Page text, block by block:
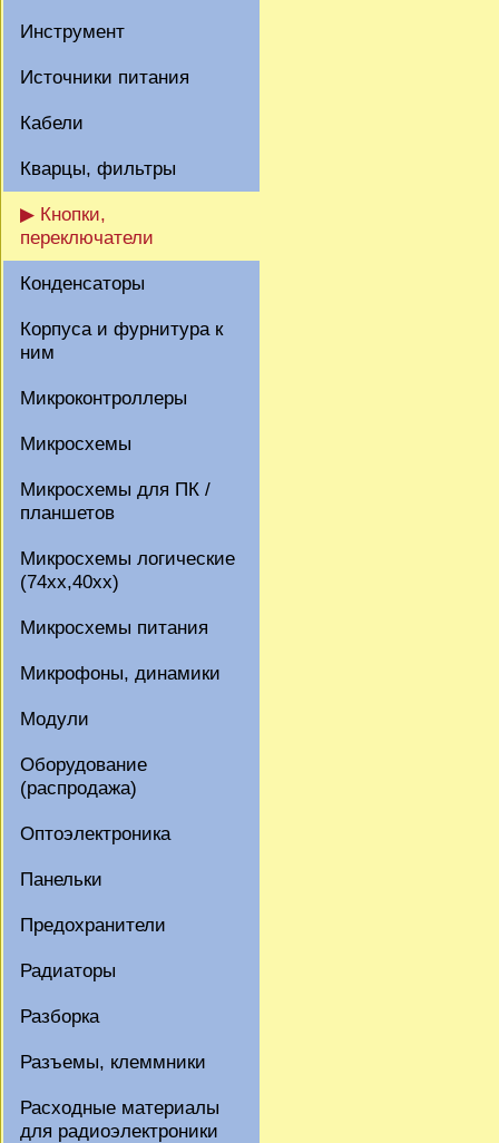
Инструмент
Источники питания
Кабели
Кварцы, фильтры
▶ Кнопки,
переключатели
Конденсаторы
Корпуса и фурнитура к
ним
Микроконтроллеры
Микросхемы
Микросхемы для ПК /
планшетов
Микросхемы логические
(74xx,40xx)
Микросхемы питания
Микрофоны, динамики
Модули
Оборудование
(распродажа)
Оптоэлектроника
Панельки
Предохранители
Радиаторы
Разборка
Разъемы, клеммники
Расходные материалы
для радиоэлектроники